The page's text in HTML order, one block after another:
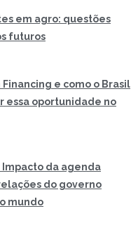
em agro: questões
futuros
e como o Brasil
essa oportunidade no
da agenda
do governo
mundo